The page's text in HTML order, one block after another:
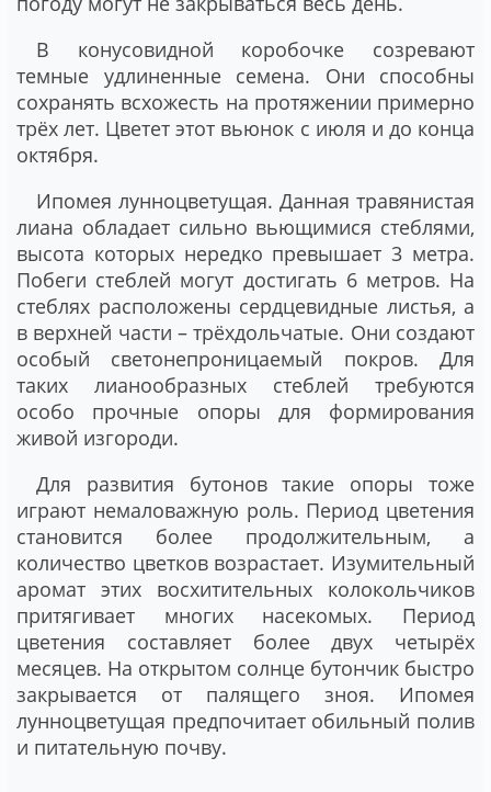
В конусовидной коробочке созревают
темные удлиненные семена. Они способны
сохранять всхожесть на протяжении примерно
трёх лет. Цветет этот вьюнок с июля и до конца
октября.
Ипомея лунноцветущая. Данная травянистая
лиана обладает сильно вьющимися стеблями,
высота которых нередко превышает 3 метра.
Побеги стеблей могут достигать 6 метров. На
стеблях расположены сердцевидные листья, а
в верхней части – трёхдольчатые. Они создают
особый светонепроницаемый покров. Для
таких лианообразных стеблей требуются
особо прочные опоры для формирования
живой изгороди.
Для развития бутонов такие опоры тоже
играют немаловажную роль. Период цветения
становится более продолжительным, а
количество цветков возрастает. Изумительный
аромат этих восхитительных колокольчиков
притягивает многих насекомых. Период
цветения составляет более двух четырёх
месяцев. На открытом солнце бутончик быстро
закрывается от палящего зноя. Ипомея
лунноцветущая предпочитает обильный полив
и питательную почву.